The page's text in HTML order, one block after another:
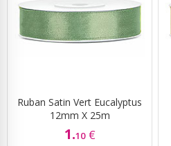
Ruban Satin Vert Eucalyptus
12mm X 25m
1.10 €